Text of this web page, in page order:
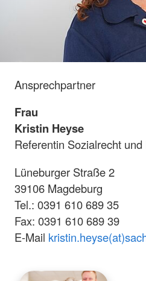
Ansprechpartner
Frau
Kristin Heyse
Referentin Sozialrecht
Lüneburger Straße 2
39106 Magdeburg
Tel.: 0391 610 689 35
Fax: 0391 610 689 39
E-Mail